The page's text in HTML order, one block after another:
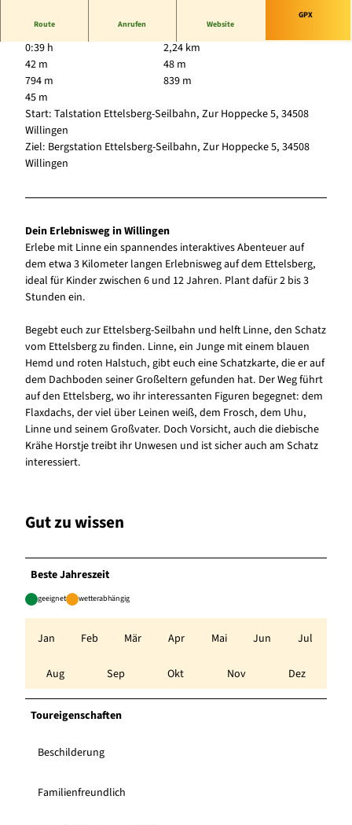
Route Anrufen Website
GPX
0:39 h
2,24 km
42 m
48 m
794 m
839 m
45 m
Start: Talstation Ettelsberg-Seilbahn, Zur Hoppecke 5, 34508
Willingen
Ziel: Bergstation Ettelsberg-Seilbahn, Zur Hoppecke 5, 34508
Willingen
Dein Erlebnisweg in Willingen
Erlebe mit Linne ein spannendes interaktives Abenteuer auf
dem etwa 3 Kilometer langen Erlebnisweg auf dem Ettelsberg,
ideal für Kinder zwischen 6 und 12 Jahren. Plant dafür 2 bis 3
Stunden ein.
Begebt euch zur Ettelsberg-Seilbahn und helft Linne, den Schatz
vom Ettelsberg zu finden. Linne, ein Junge mit einem blauen
Hemd und roten Halstuch, gibt euch eine Schatzkarte, die er auf
dem Dachboden seiner Großeltern gefunden hat. Der Weg führt
auf den Ettelsberg, wo ihr interessanten Figuren begegnet: dem
Flaxdachs, der viel über Leinen weiß, dem Frosch, dem Uhu,
Linne und seinem Großvater. Doch Vorsicht, auch die diebische
Krähe Horstje treibt ihr Unwesen und ist sicher auch am Schatz
interessiert.
Gut zu wissen
Beste Jahreszeit
geeignet wetterabhängig
Jan Feb Mär Apr Mai Jun Jul
Aug Sep Okt Nov Dez
Toureigenschaften
Beschilderung
Familienfreundlich